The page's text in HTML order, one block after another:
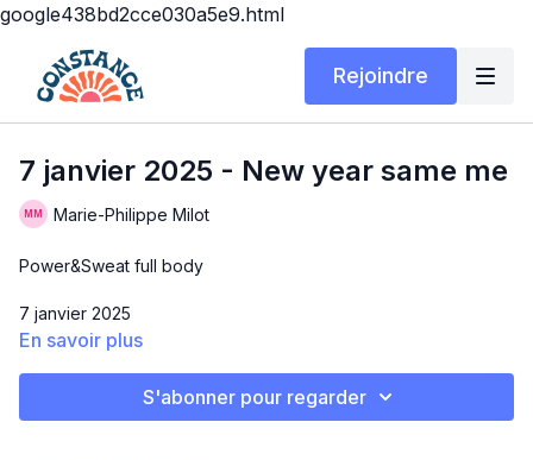
google438bd2cce030a5e9.html
Rejoindre
7 janvier 2025 - New year same me
Marie-Philippe Milot
Power&Sweat full body
7 janvier 2025
NEW YEAR SAME ME
En savoir plus
S'abonner pour regarder